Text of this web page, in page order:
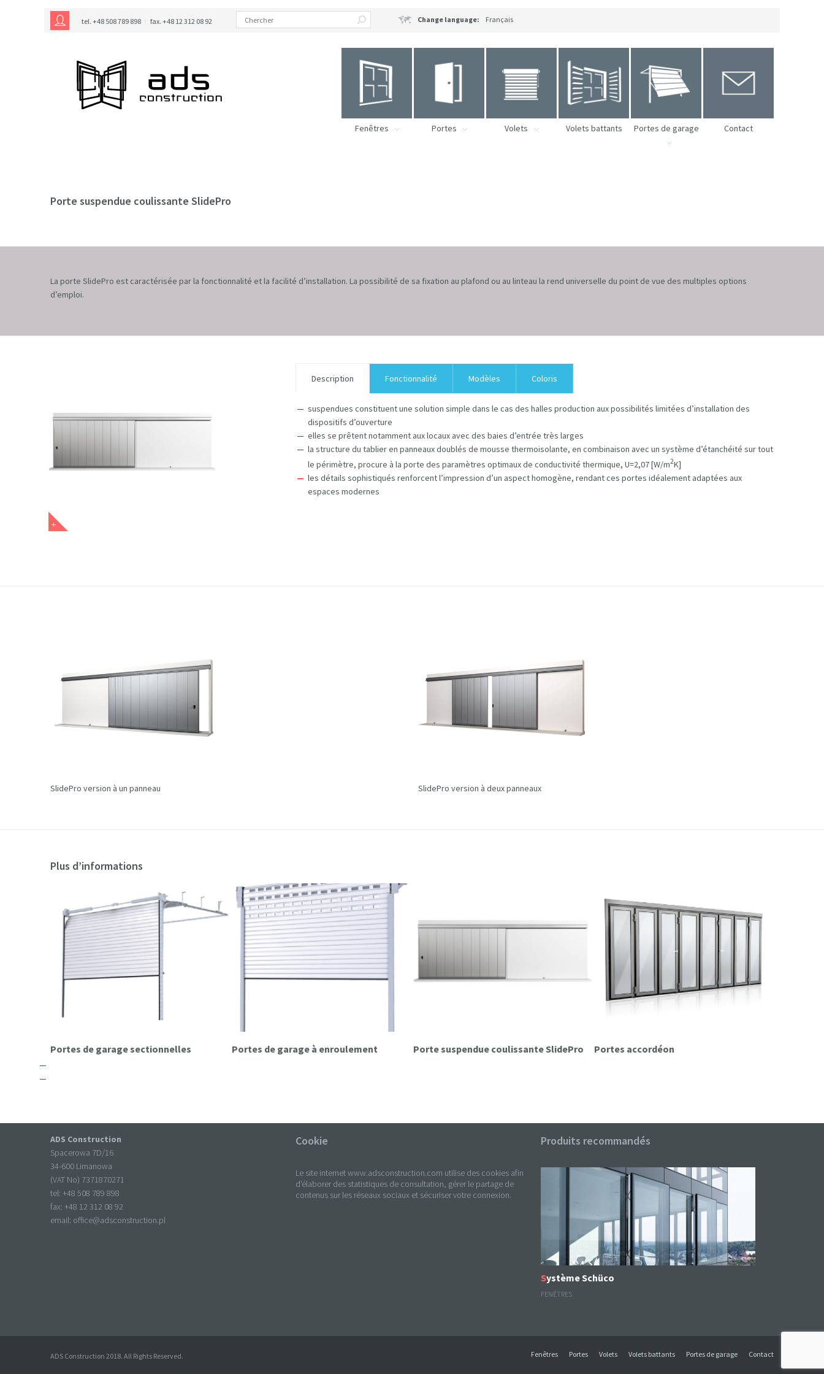
tel. +48 508 789 898 fax. +48 12 312 08 92 Change language: Français
Fenêtres Portes Volets Volets battants Portes de garage Contact
Porte suspendue coulissante SlidePro
La porte SlidePro est caractérisée par la fonctionnalité et la facilité d’installation. La possibilité de sa fixation au plafond ou au linteau la rend universelle du point de vue des multiples options
d’emploi.
Description Fonctionnalité Modèles Coloris
suspendues constituent une solution simple dans le cas des halles production aux possibilités limitées d’installation des
dispositifs d’ouverture
elles se prêtent notamment aux locaux avec des baies d’entrée très larges
la structure du tablier en panneaux doublés de mousse thermoisolante, en combinaison avec un système d’étanchéité sur tout
le périmètre, procure à la porte des paramètres optimaux de conductivité thermique, U=2,07 [W/m2K]
les détails sophistiqués renforcent l’impression d’un aspect homogène, rendant ces portes idéalement adaptées aux
espaces modernes
SlidePro version à un panneau SlidePro version à deux panneaux
Plus d’informations
Portes de garage sectionnelles Portes de garage à enroulement Porte suspendue coulissante SlidePro Portes accordéon
ADS Construction
Spacerowa 7D/16
34-600 Limanowa
(VAT No) 7371870271
tel: +48 508 789 898
fax: +48 12 312 08 92
email: office@adsconstruction.pl
Cookie
Le site internet www.adsconstruction.com utilise des cookies afin
d'élaborer des statistiques de consultation, gérer le partage de
contenus sur les réseaux sociaux et sécuriser votre connexion.
Produits recommandés
Système Schüco
FENÊTRES
ADS Construction 2018. All Rights Reserved. Fenêtres Portes Volets Volets battants Portes de garage Contact